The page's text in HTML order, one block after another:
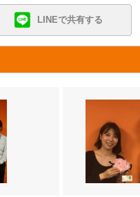
LINEで共有する